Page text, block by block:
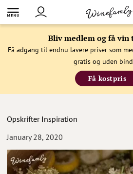
Bliv medlem og få vin
Få adgang til endnu lavere priser som
gratis og uden
Få kostpris
Opskrifter Inspiration
January 28, 2020